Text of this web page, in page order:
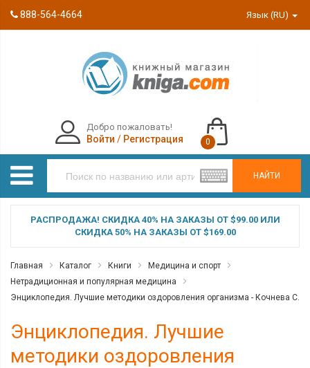
888-564-4664 Язык (RU)
НАЙТИ
Добро пожаловать!
Войти / Регистрация 0
РАСПРОДАЖА! СКИДКА 40% НА ЗАКАЗЫ ОТ $99.00 ИЛИ
СКИДКА 50% НА ЗАКАЗЫ ОТ $169.00
Главная Каталог Книги
Медицина и спорт
Нетрадиционная и популярная медицина
Энциклопедия. Лучшие методики оздоровления организма - Кочнева С.
Энциклопедия. Лучшие
методики оздоровления